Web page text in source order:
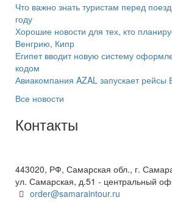
Что важно знать туристам перед
году
Хорошие новости для тех, кто
Венгрию, Кипр
Египет вводит новую систему
кодом
Авиакомпания AZAL запускает рейсы
Все новости
Контакты
443020, РФ, Самарская обл., г.
ул. Самарская, д.51 - центральный
order@samaraintour.ru